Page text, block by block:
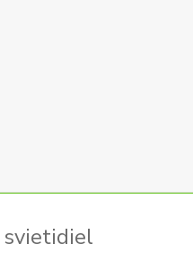
svietidiel